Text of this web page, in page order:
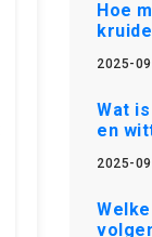
Hoe
2025-
Wat
en
2025-